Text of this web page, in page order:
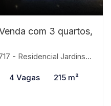
com 3 quartos,
Jardins, São José do Rio Preto-SP
4 Vagas 215 m²